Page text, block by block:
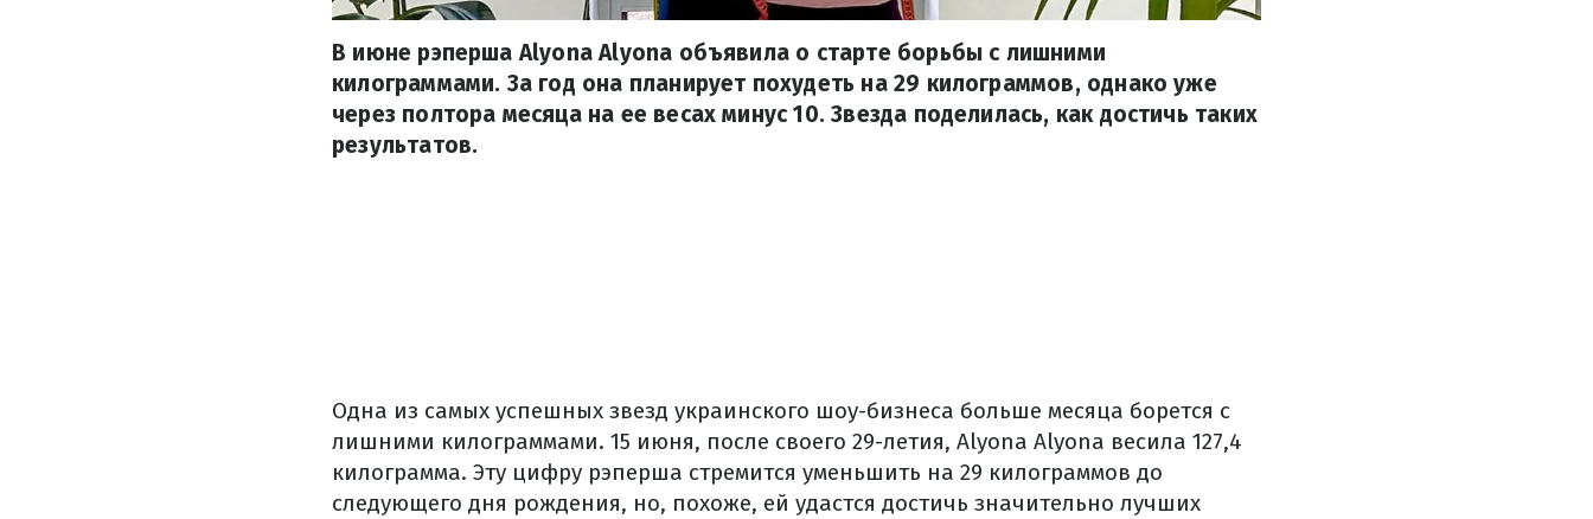
В июне рэперша Alyona Alyona объявила о старте борьбы с лишними
килограммами. За год она планирует похудеть на 29 килограммов, однако уже
через полтора месяца на ее весах минус 10. Звезда поделилась, как достичь таких
результатов.
Одна из самых успешных звезд украинского шоу-бизнеса больше месяца борется с
лишними килограммами. 15 июня, после своего 29-летия, Alyona Alyona весила 127,4
килограмма. Эту цифру рэперша стремится уменьшить на 29 килограммов до
следующего дня рождения, но, похоже, ей удастся достичь значительно лучших